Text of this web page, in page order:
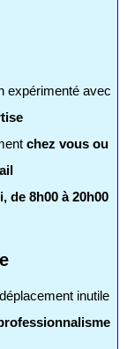
expérimenté avec
chez vous ou
de 8h00 à 20h00
inutile